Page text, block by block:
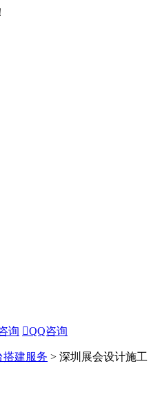
询 QQ咨询
搭建服务 > 深圳展会设计施